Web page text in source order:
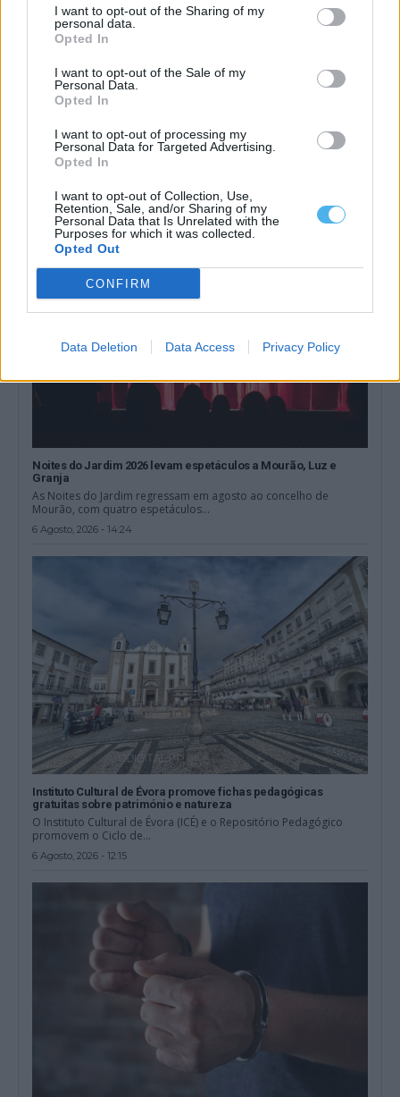
I want to opt-out of the Sharing of my
personal data.
Opted In
I want to opt-out of the Sale of my
Personal Data.
Opted In
I want to opt-out of processing my
Personal Data for Targeted Advertising.
Opted In
I want to opt-out of Collection, Use,
Retention, Sale, and/or Sharing of my
Personal Data that Is Unrelated with the
Purposes for which it was collected.
Opted Out
CONFIRM
Data Deletion Data Access Privacy Policy
Liga 3 arranca este fim de semana com Lusitano de Évora em
cena: Conheça o calendário
A Liga 3 Placard arranca este fim de semana, com a primeira
6 Agosto, 2026 - 14:51
Noites do Jardim 2026 levam espetáculos a Mourão, Luz e
Granja
As Noites do Jardim regressam em agosto ao concelho de
Mourão, com quatro espetáculos...
6 Agosto, 2026 - 14:24
Instituto Cultural de Évora promove fichas pedagógicas
gratuitas sobre património e natureza
O Instituto Cultural de Évora (ICÉ) e o Repositório Pedagógico
promovem o Ciclo de...
6 Agosto, 2026 - 12:15